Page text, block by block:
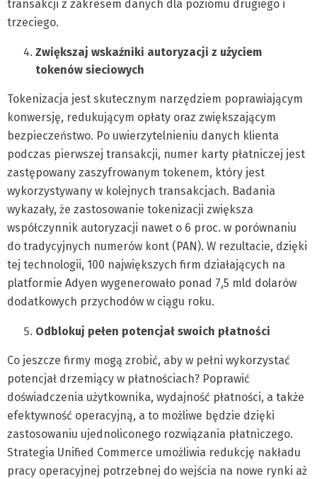
transakcji z zakresem danych dla poziomu drugiego i
trzeciego.
Zwiększaj wskaźniki autoryzacji z użyciem
tokenów sieciowych
Tokenizacja jest skutecznym narzędziem poprawiającym
konwersję, redukującym opłaty oraz zwiększającym
bezpieczeństwo. Po uwierzytelnieniu danych klienta
podczas pierwszej transakcji, numer karty płatniczej jest
zastępowany zaszyfrowanym tokenem, który jest
wykorzystywany w kolejnych transakcjach. Badania
wykazały, że zastosowanie tokenizacji zwiększa
współczynnik autoryzacji nawet o 6 proc. w porównaniu
do tradycyjnych numerów kont (PAN). W rezultacie, dzięki
tej technologii, 100 największych firm działających na
platformie Adyen wygenerowało ponad 7,5 mld dolarów
dodatkowych przychodów w ciągu roku.
Odblokuj pełen potencjał swoich płatności
Co jeszcze firmy mogą zrobić, aby w pełni wykorzystać
potencjał drzemiący w płatnościach? Poprawić
doświadczenia użytkownika, wydajność płatności, a także
efektywność operacyjną, a to możliwe będzie dzięki
zastosowaniu ujednoliconego rozwiązania płatniczego.
Strategia Unified Commerce umożliwia redukcję nakładu
pracy operacyjnej potrzebnej do wejścia na nowe rynki aż